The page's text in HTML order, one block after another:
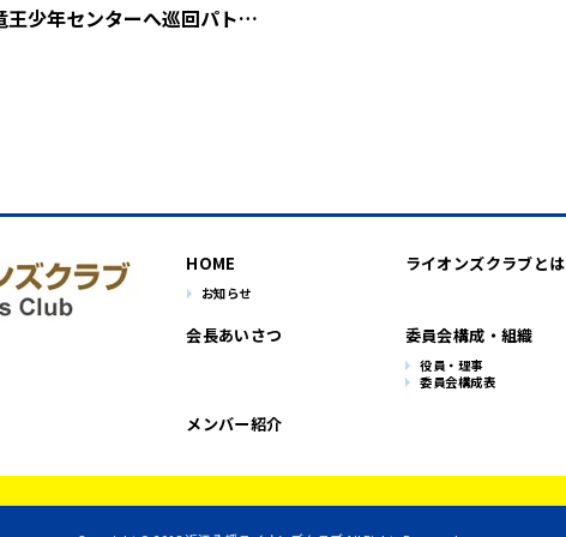
王少年センターへ巡回パト…
HOME
お知らせ
ライオンズクラブとは
会長あいさつ 委員会構成・組織
役員・理事
委員会構成表
メンバー紹介